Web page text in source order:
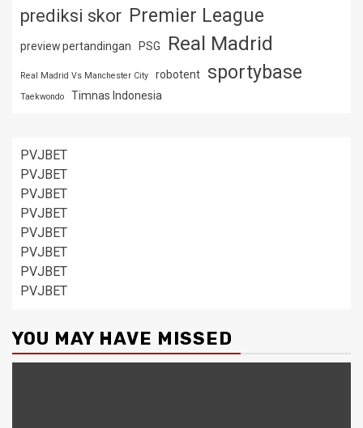
prediksi skor Premier League
preview pertandingan PSG Real Madrid
Real Madrid Vs Manchester City robotent sportybase
Taekwondo Timnas Indonesia
PVJBET
PVJBET
PVJBET
PVJBET
PVJBET
PVJBET
PVJBET
PVJBET
YOU MAY HAVE MISSED